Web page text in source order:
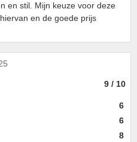
en stil. Mijn keuze voor deze
en de goede prijs
9 / 10
6
6
8